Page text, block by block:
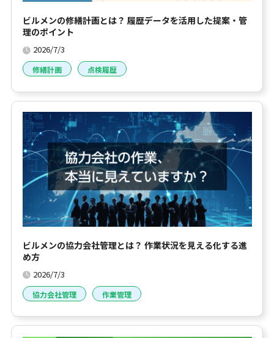
ビルメンの修繕計画とは？ 履歴データを活用した提案・管
理のポイント
2026/7/3
修繕計画 点検履歴
ビルメンの協力会社管理とは？ 作業状況を見える化する進
め方
2026/7/3
協力会社管理 作業管理